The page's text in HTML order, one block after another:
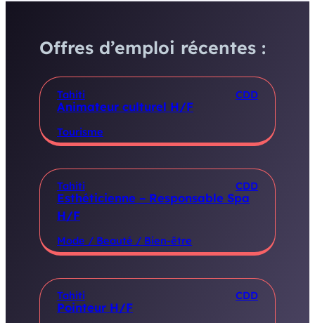
Offres d’emploi récentes :
Tahiti CDD
Animateur culturel H/F
Tourisme
Tahiti CDD
Esthéticienne – Responsable Spa
H/F
Mode / Beauté / Bien-être
Tahiti CDD
Pointeur H/F